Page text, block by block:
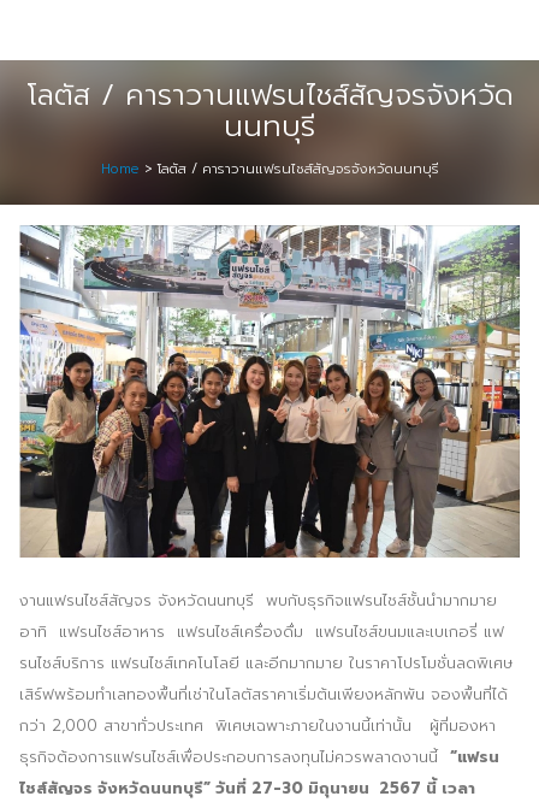
Event & Exhibition Solution
Seminar Service Solution
Trading & E-Commerce Solution
ข้อมูลบริษัท
จัดงานแสดงสินค้าและอีเว้นท์ต่าง ๆ
ติดต่อเรา
บริการของเรา
ประชาสัมพันธ์ผ่านสื่อออฟไลน์และสื่อออนไลน์
ผลงานของเรา
ผลิตสิ่งพิมพ์และที่เกี่ยวข้อง
พัฒนาผลิตภัณฑ์
หน้าแรก
โลตัส / คาราวานแฟรนไชส์สัญจรจังหวัด
นนทบุรี
Home >โลตัส / คาราวานแฟรนไชส์สัญจรจังหวัดนนทบุรี
งานแฟรนไชส์สัญจร จังหวัดนนทบุรี พบกับธุรกิจแฟรนไชส์ชั้นนำมากมาย
อาทิ แฟรนไชส์อาหาร แฟรนไชส์เครื่องดื่ม แฟรนไชส์ขนมและเบเกอรี่ แฟ
รนไชส์บริการ แฟรนไชส์เทคโนโลยี และอีกมากมาย ในราคาโปรโมชั่นลดพิเศษ
เสิร์ฟพร้อมทำเลทองพื้นที่เช่าในโลตัสราคาเริ่มต้นเพียงหลักพัน จองพื้นที่ได้
กว่า 2,000 สาขาทั่วประเทศ พิเศษเฉพาะภายในงานนี้เท่านั้น ผู้ที่มองหา
ธุรกิจต้องการแฟรนไชส์เพื่อประกอบการลงทุนไม่ควรพลาดงานนี้ “แฟรน
ไชส์สัญจร จังหวัดนนทบุรี” วันที่ 27-30 มิถุนายน 2567 นี้ เวลา